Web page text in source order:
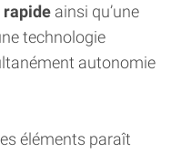
rapide ainsi qu’une
technologie
autonomie
éléments paraît